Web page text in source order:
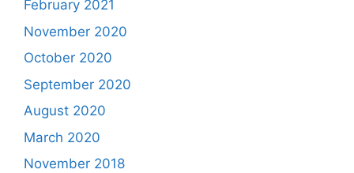
February 2021
November 2020
October 2020
September 2020
August 2020
March 2020
November 2018